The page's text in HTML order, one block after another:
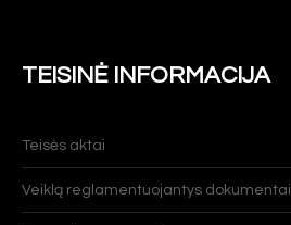
TEISINĖ INFORMACIJA
Teisės aktai
Veiklą reglamentuojantys dokumentai